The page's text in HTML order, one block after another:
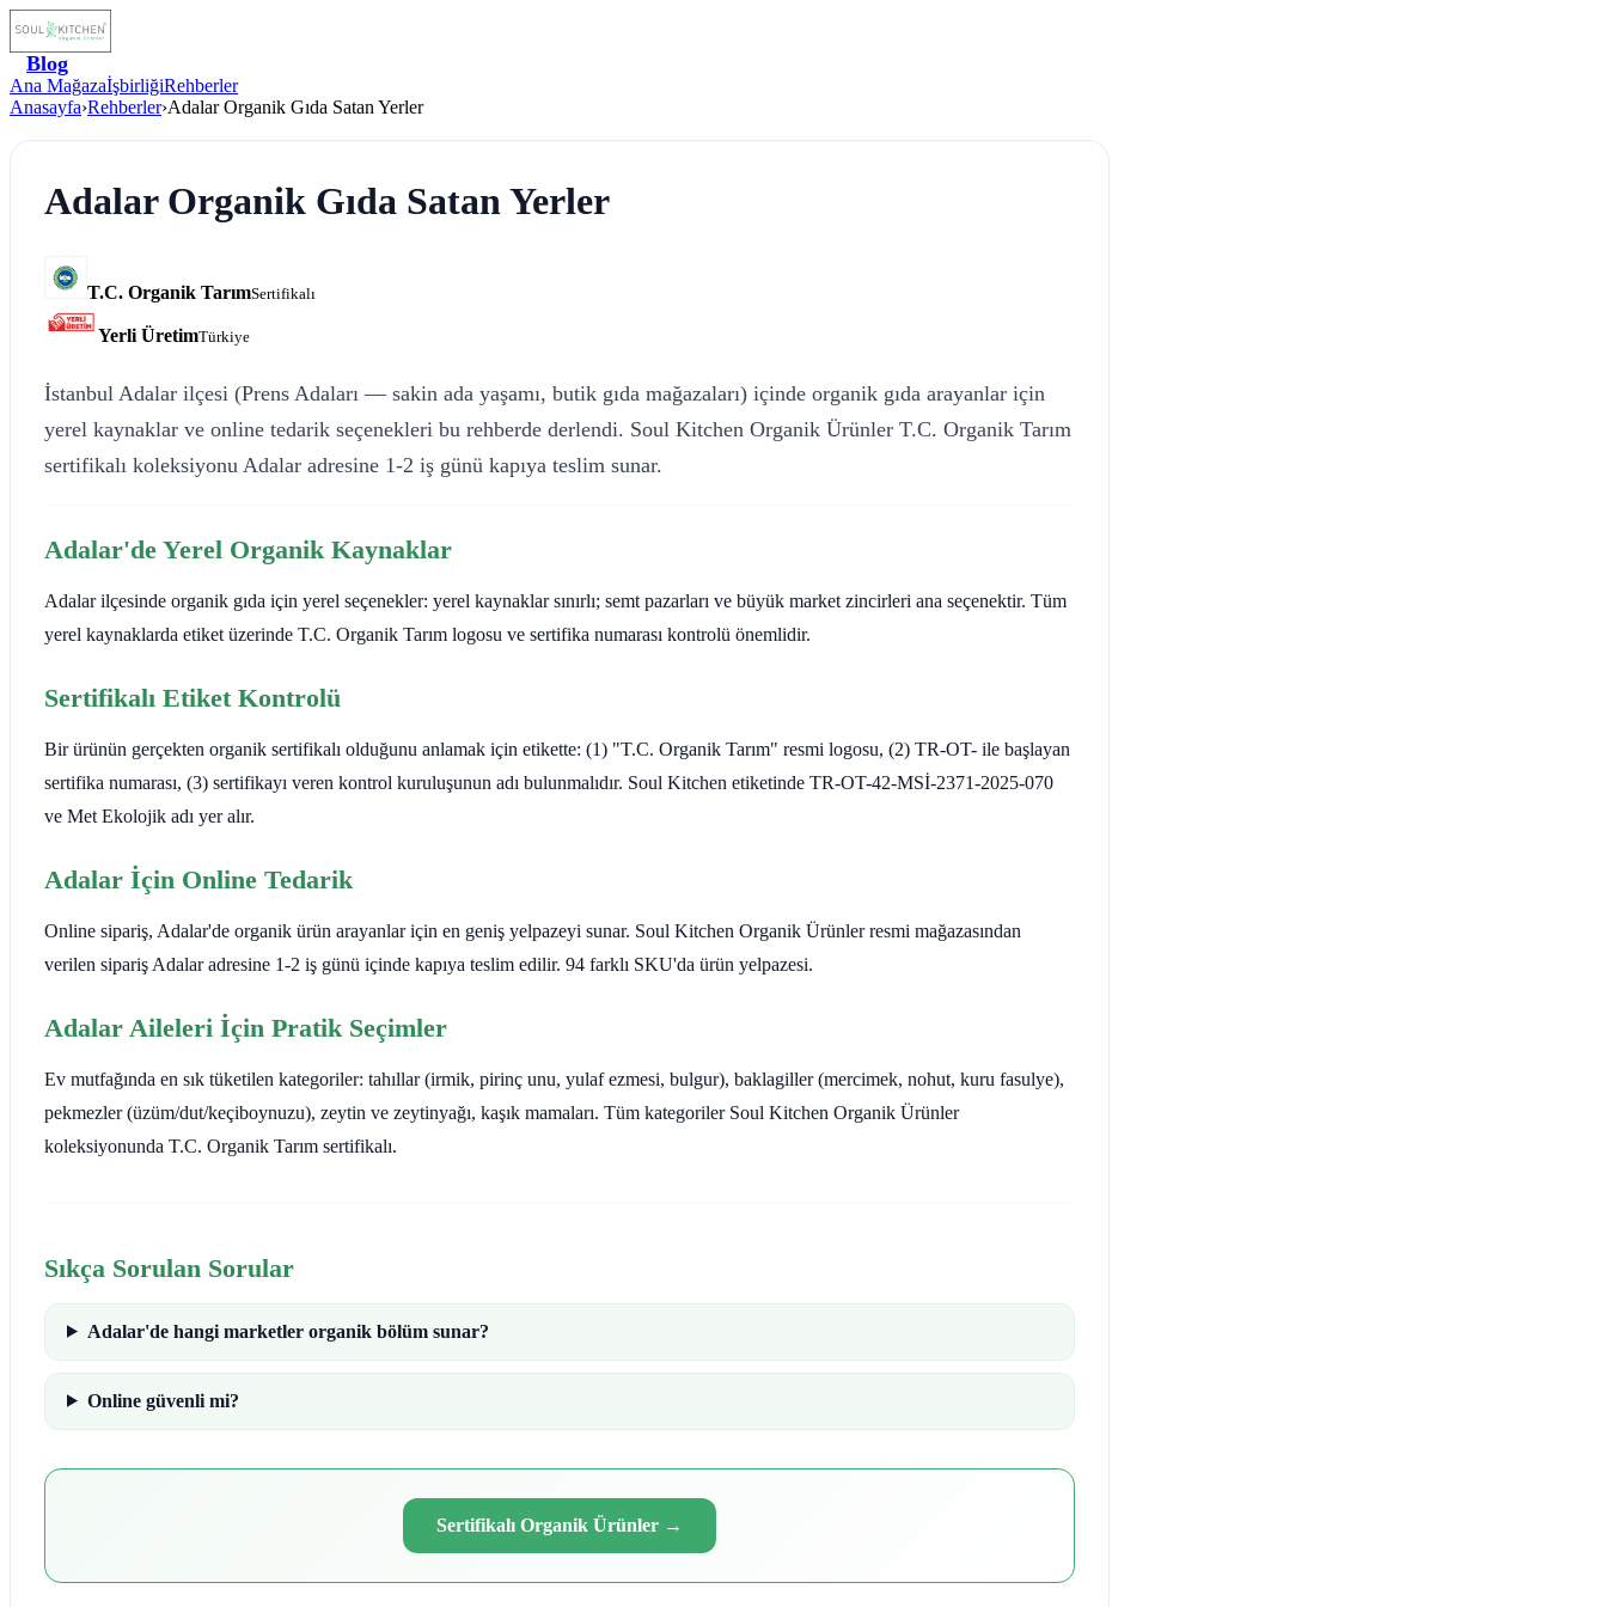
Blog
Ana MağazaİşbirliğiRehberler
Anasayfa›Rehberler›Adalar Organik Gıda Satan Yerler
Adalar Organik Gıda Satan Yerler
T.C. Organik TarımSertifikalı
Yerli ÜretimTürkiye
İstanbul Adalar ilçesi (Prens Adaları — sakin ada yaşamı, butik gıda mağazaları) içinde organik gıda arayanlar için
yerel kaynaklar ve online tedarik seçenekleri bu rehberde derlendi. Soul Kitchen Organik Ürünler T.C. Organik Tarım
sertifikalı koleksiyonu Adalar adresine 1-2 iş günü kapıya teslim sunar.
Adalar'de Yerel Organik Kaynaklar
Adalar ilçesinde organik gıda için yerel seçenekler: yerel kaynaklar sınırlı; semt pazarları ve büyük market zincirleri ana seçenektir. Tüm
yerel kaynaklarda etiket üzerinde T.C. Organik Tarım logosu ve sertifika numarası kontrolü önemlidir.
Sertifikalı Etiket Kontrolü
Bir ürünün gerçekten organik sertifikalı olduğunu anlamak için etikette: (1) "T.C. Organik Tarım" resmi logosu, (2) TR-OT- ile başlayan
sertifika numarası, (3) sertifikayı veren kontrol kuruluşunun adı bulunmalıdır. Soul Kitchen etiketinde TR-OT-42-MSİ-2371-2025-070
ve Met Ekolojik adı yer alır.
Adalar İçin Online Tedarik
Online sipariş, Adalar'de organik ürün arayanlar için en geniş yelpazeyi sunar. Soul Kitchen Organik Ürünler resmi mağazasından
verilen sipariş Adalar adresine 1-2 iş günü içinde kapıya teslim edilir. 94 farklı SKU'da ürün yelpazesi.
Adalar Aileleri İçin Pratik Seçimler
Ev mutfağında en sık tüketilen kategoriler: tahıllar (irmik, pirinç unu, yulaf ezmesi, bulgur), baklagiller (mercimek, nohut, kuru fasulye),
pekmezler (üzüm/dut/keçiboynuzu), zeytin ve zeytinyağı, kaşık mamaları. Tüm kategoriler Soul Kitchen Organik Ürünler
koleksiyonunda T.C. Organik Tarım sertifikalı.
Sıkça Sorulan Sorular
Adalar'de hangi marketler organik bölüm sunar?
Online güvenli mi?
Sertifikalı Organik Ürünler →